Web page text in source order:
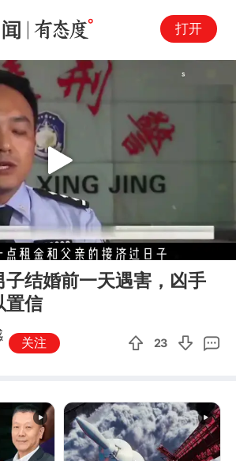
打开
09:12
Play
子结婚前一天遇害，凶手
置信
关注 23